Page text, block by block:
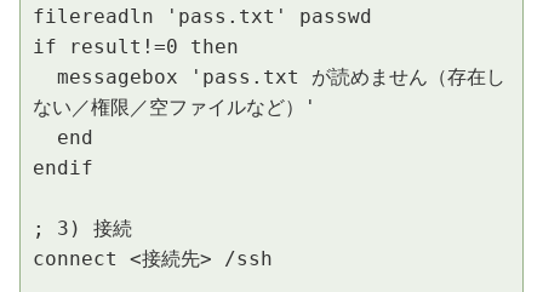
filereadln 'pass.txt' passwd
if result!=0 then
ない／権限／空ファイルなど）'
endif
; 3) 接続
connect <接続先> /ssh